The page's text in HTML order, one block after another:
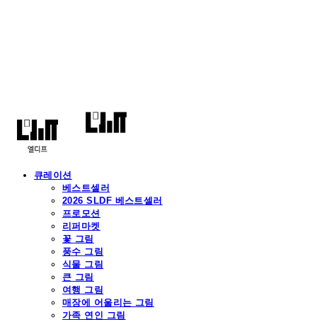
큐레이션
베스트셀러
2026 SLDF 베스트셀러
프로모션
리퍼마켓
꽃 그림
풍수 그림
식물 그림
큰 그림
여행 그림
매장에 어울리는 그림
가족 연인 그림